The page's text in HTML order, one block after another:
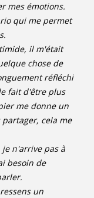
mes émotions.
qui me permet
il m'était
chose de
réfléchi
fait d'être plus
me donne un
cela me
n'arrive pas à
besoin de
un